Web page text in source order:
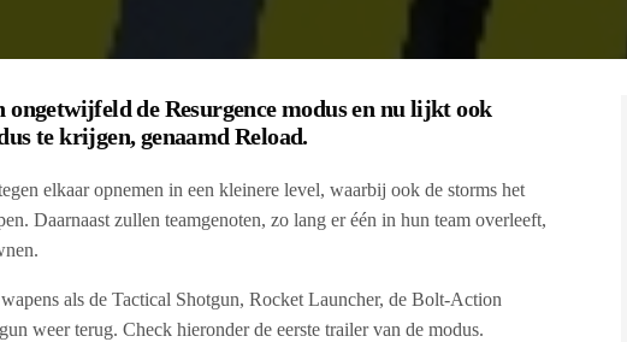
ongetwijfeld de Resurgence modus en nu lijkt ook
te krijgen, genaamd Reload.
elkaar opnemen in een kleinere level, waarbij ook de storms het
Daarnaast zullen teamgenoten, zo lang er één in hun team overleeft,
als de Tactical Shotgun, Rocket Launcher, de Bolt-Action
weer terug. Check hieronder de eerste trailer van de modus.